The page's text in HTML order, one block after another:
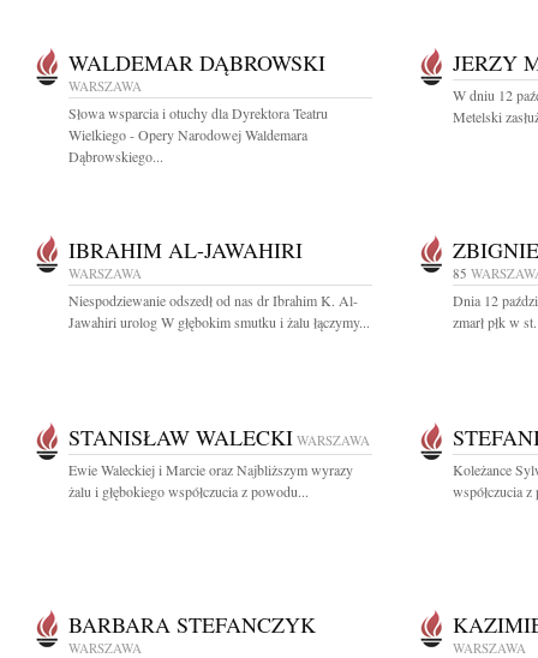
WALDEMAR DĄBROWSKI
WARSZAWA
Słowa wsparcia i otuchy dla Dyrektora Teatru
Wielkiego - Opery Narodowej Waldemara
Dąbrowskiego...
JERZY
W dniu 12
Metelski
IBRAHIM AL-JAWAHIRI
WARSZAWA
Niespodziewanie odszedł od nas dr Ibrahim K. Al-
Jawahiri urolog W głębokim smutku i żalu łączymy...
85
Dnia 12
zmarł płk w
STANISŁAW WALECKI WARSZAWA
Ewie Waleckiej i Marcie oraz Najbliższym wyrazy
żalu i głębokiego współczucia z powodu...
Koleżance
współczucia
BARBARA STEFANCZYK
WARSZAWA WARSZAWA